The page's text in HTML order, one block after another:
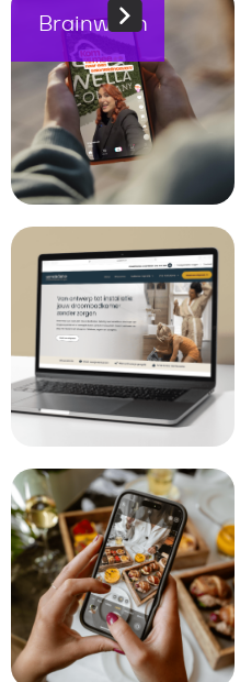
Brainwash